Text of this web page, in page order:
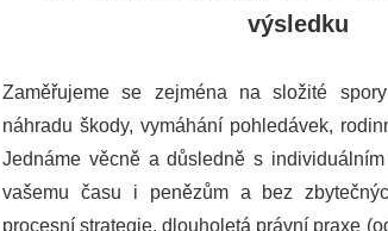
výsledku
Zaměřujeme se zejména na složité
náhradu škody, vymáhání pohledávek,
Jednáme věcně a důsledně s
vašemu času i penězům a bez
procesní strategie, dlouholetá právní praxe